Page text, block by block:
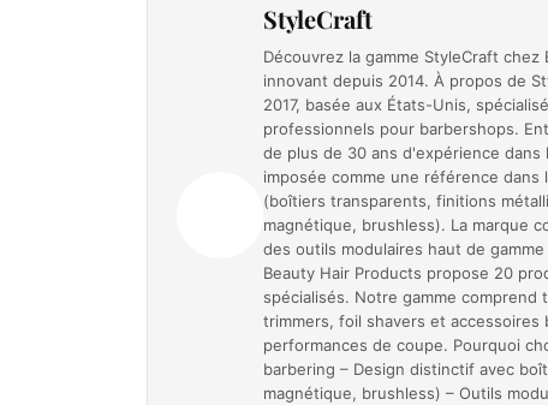
StyleCraft
Découvrez la gamme StyleCraft
innovant depuis 2014. À propos de
2017, basée aux États-Unis,
professionnels pour barbershops.
de plus de 30 ans d'expérience
imposée comme une référence
(boîtiers transparents, finitions
magnétique, brushless). La marque
des outils modulaires haut de
Beauty Hair Products propose 20
spécialisés. Notre gamme comprend
trimmers, foil shavers et
performances de coupe. Pourquoi
barbering – Design distinctif avec
magnétique, brushless) – Outils